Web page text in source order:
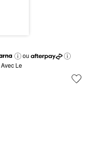
ou
Avec Le